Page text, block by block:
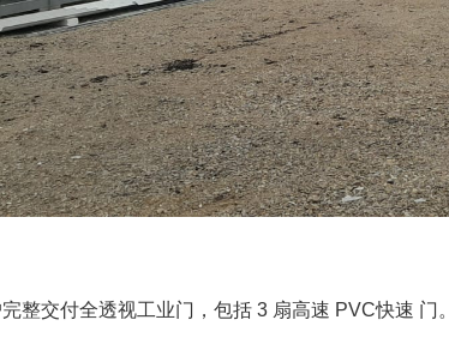
整交付全透视工业门，包括 3 扇高速 PVC快速 门。